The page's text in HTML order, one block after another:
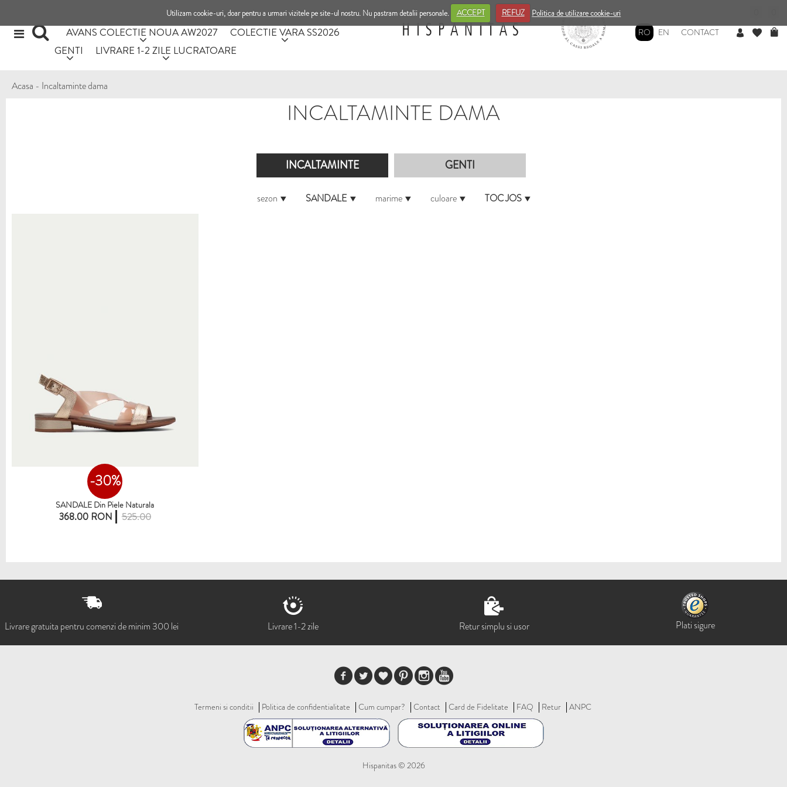
Utilizam cookie-uri, doar pentru a urmari vizitele pe site-ul nostru. Nu pastram detalii personale. ACCEPT REFUZ Politica de utilizare cookie-uri
AVANS COLECTIE NOUA AW2027
COLECTIE VARA SS2026
GENTI
LIVRARE 1-2 ZILE LUCRATOARE
RO EN CONTACT
Acasa - Incaltaminte dama
INCALTAMINTE DAMA
INCALTAMINTE GENTI
sezon SANDALE marime culoare TOC JOS
-30%
SANDALE Din Piele Naturala
368.00 RON 525.00
Livrare gratuita pentru comenzi de minim 300 lei Livrare 1-2 zile Retur simplu si usor Plati sigure
Termeni si conditii Politica de confidentialitate Cum cumpar? Contact Card de Fidelitate FAQ Retur ANPC
Hispanitas © 2026